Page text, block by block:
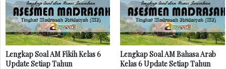
Lengkap Soal AM Fikih Kelas 6
Update Setiap Tahun
Lengkap Soal AM Bahasa Arab
Kelas 6 Update Setiap Tahun